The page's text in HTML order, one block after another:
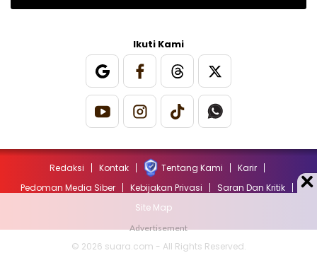
Ikuti Kami
Redaksi Kontak Tentang Kami
Karir
Pedoman Media Siber
Kebijakan Privasi
Saran Dan Kritik
Site Map
© 2026 suara.com - All Rights Reserved.